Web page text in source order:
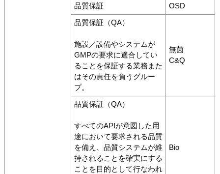
品質保証
OSD
品質保証（QA）
施設／設備やシステムが
GMPの要求に適合してい
ることを保証する業務また
はその責任を負うグルー
プ。
無菌
C&Q
品質保証（QA）
すべてのAPIが意図した用
途において要求される品質
を備え、品質システムが維
持されることを確実にする
ことを目的として行なわれ
Bio